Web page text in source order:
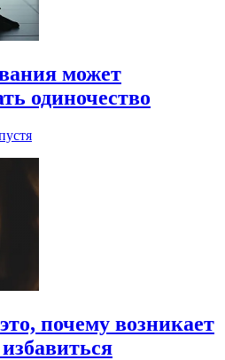
может
одиночество
почему возникает